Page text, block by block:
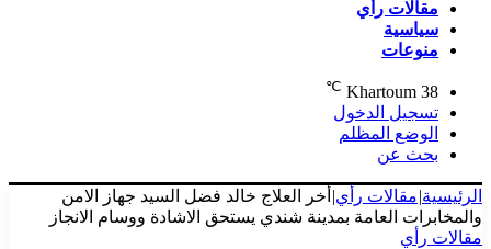
مقالات رأي
سياسية
منوعات
Khartoum 38
℃
تسجيل الدخول
الوضع المظلم
بحث عن
الرئيسية|مقالات رأي| أخر العلاج خالد فضل السيد جهاز الامن
والمخابرات العامة بمدينة شندي يستحق الاشادة ووسام الانجاز
مقالات رأي